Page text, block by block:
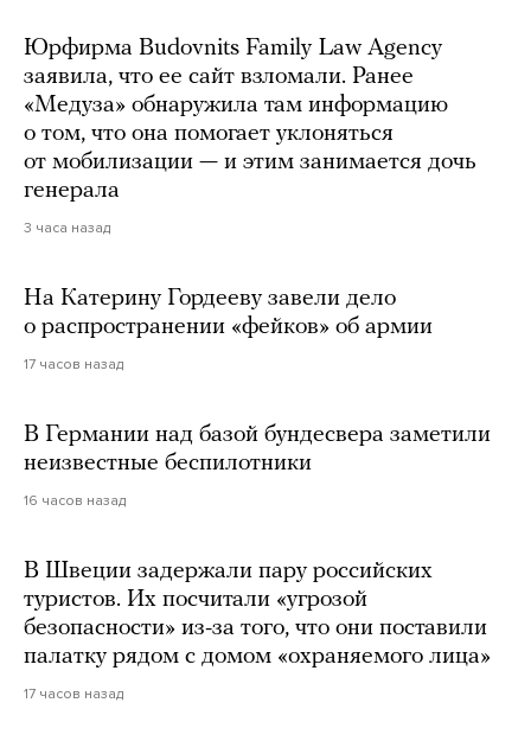
Юрфирма Budovnits Family Law Agency
заявила, что ее сайт взломали. Ранее
«Медуза» обнаружила там информацию
о том, что она помогает уклоняться
от мобилизации — и этим занимается дочь
генерала
3 часа назад
На Катерину Гордееву завели дело
о распространении «фейков» об армии
17 часов назад
В Германии над базой бундесвера заметили
неизвестные беспилотники
16 часов назад
В Швеции задержали пару российских
туристов. Их посчитали «угрозой
безопасности» из-за того, что они поставили
палатку рядом с домом «охраняемого лица»
17 часов назад